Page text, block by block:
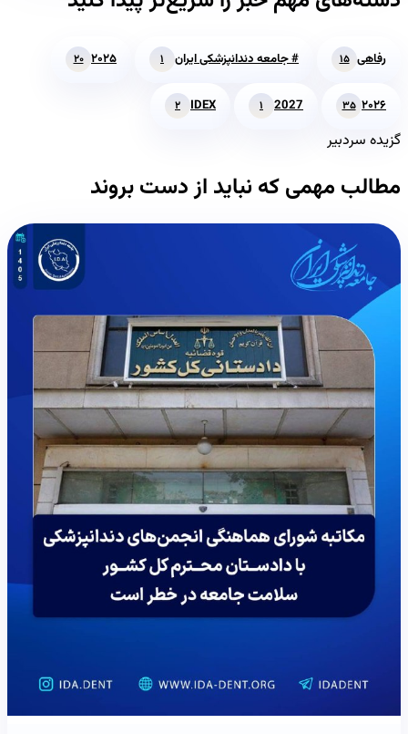
رفاهی ۱۵ # جامعه دندانپزشکی ایران ۱ ۲۰۲۵ ۲۰
۲۰۲۶ ۳۵ 2027 ۱ IDEX ۲
گزیده سردبیر
مطالب مهمی که نباید از دست بروند